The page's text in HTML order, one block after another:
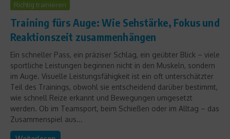
Richtig trainieren
Training fürs Auge: Wie Sehstärke, Fokus und
Reaktionszeit zusammenhängen
Ein schneller Pass, ein präziser Schlag, ein geübter Blick – viele
sportliche Leistungen beginnen nicht in den Muskeln, sondern
im Auge. Visuelle Leistungsfähigkeit ist ein oft unterschätzter
Teil des Trainings, obwohl sie entscheidend darüber bestimmt,
wie schnell Reize erkannt und Bewegungen umgesetzt
werden. Ob im Teamsport, beim Schießen oder im Alltag – das
Zusammenspiel aus...